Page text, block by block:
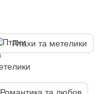
Птахи та метелики